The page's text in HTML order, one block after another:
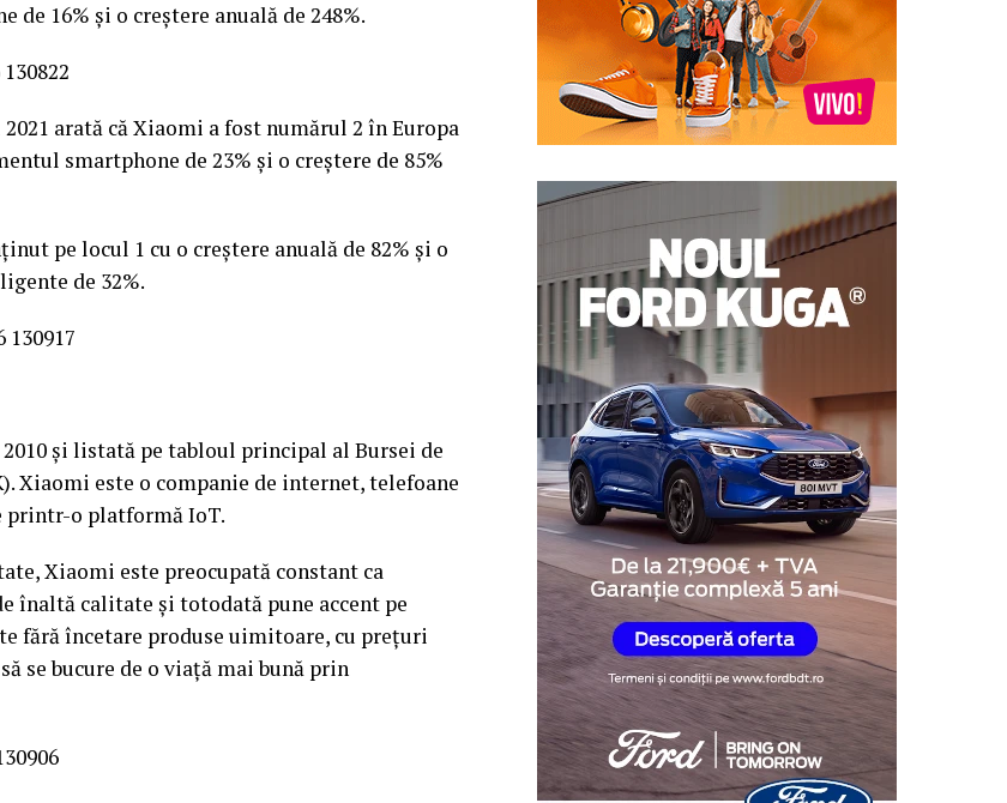
16% și o creștere anuală de 248%.
arată că Xiaomi a fost numărul 2 în Europa
smartphone de 23% și o creștere de 85%
pe locul 1 cu o creștere anuală de 82% și o
de 32%.
și listată pe tabloul principal al Bursei de
Xiaomi este o companie de internet, telefoane
printr-o platformă IoT.
Xiaomi este preocupată constant ca
înaltă calitate și totodată pune accent pe
fără încetare produse uimitoare, cu prețuri
se bucure de o viață mai bună prin